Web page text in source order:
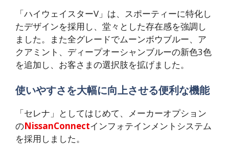
「ハイウェイスターV」は、スポーティーに特化し
たデザインを採用し、堂々とした存在感を強調し
ました。また全グレードでムーンボウブルー、ア
クアミント、ディープオーシャンブルーの新色3色
を追加し、お客さまの選択肢を拡げました。
使いやすさを大幅に向上させる便利な機能
「セレナ」としてはじめて、メーカーオプション
のNissanConnectインフォテインメントシステム
を採用しました。